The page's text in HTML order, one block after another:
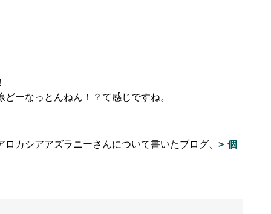
ーなっとんねん！？て感じですね。
カシアアズラニーさんについて書いたブログ、 個